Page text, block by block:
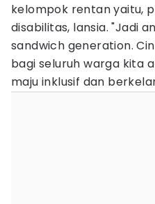
kelompok rentan yaitu,
disabilitas, lansia. "Jadi
sandwich generation.
bagi seluruh warga kita
maju inklusif dan